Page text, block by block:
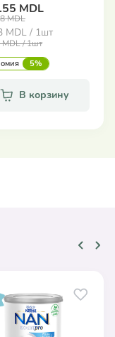
MDL
MDL
MDL / 1шт
MDL / 1шт
5%
В корзину